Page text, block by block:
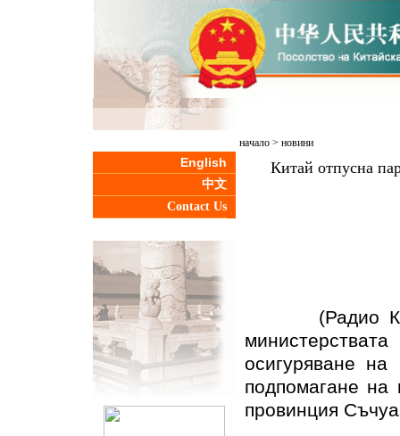
English
中文
Contact Us
начало> новини
Китай отпусна
(Радио
осигуряване
подпомагане на
провинция